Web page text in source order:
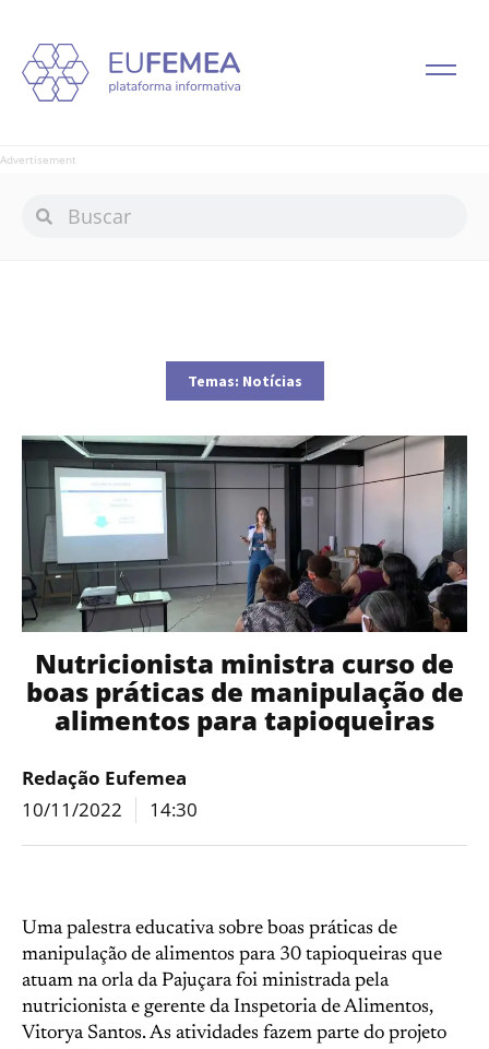
Advertisement
Temas: Notícias
Nutricionista ministra curso de
boas práticas de manipulação de
alimentos para tapioqueiras
Redação Eufemea
10/11/2022
14:30
Uma palestra educativa sobre boas práticas de
manipulação de alimentos para 30 tapioqueiras que
atuam na orla da Pajuçara foi ministrada pela
nutricionista e gerente da Inspetoria de Alimentos,
Vitorya Santos. As atividades fazem parte do projeto